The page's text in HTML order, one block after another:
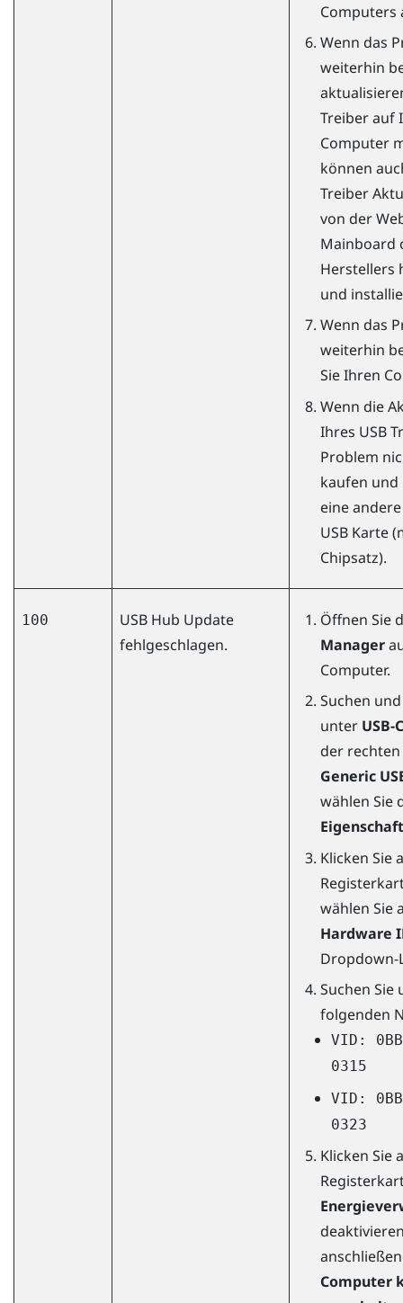
Computers
Wenn das
weiterhin
Treiber auf
Computer
können
Treiber
von der
Mainboard
Herstellers
und
Wenn das
weiterhin
Sie Ihren
Wenn die
Ihres USB
Problem
kaufen und
eine
USB Karte
Chipsatz).
100
USB Hub Update
fehlgeschlagen.
Öffnen Sie
Manager
Computer.
Suchen
unter
der
Generic
wählen Sie
Klicken Sie
wählen Sie
Hardware
Dropdown-
Suchen
folgenden
VID:
0315
VID:
0323
Klicken Sie
Computer